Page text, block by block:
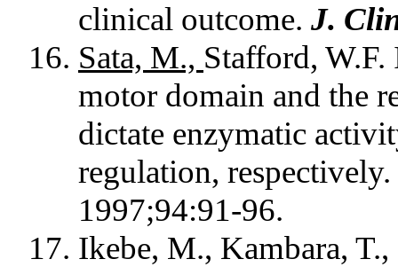
clinical outcome. J.
Sata, M., Stafford,
motor domain and the
dictate enzymatic
regulation, respectively.
1997;94:91-96.
Ikebe, M., Kambara,